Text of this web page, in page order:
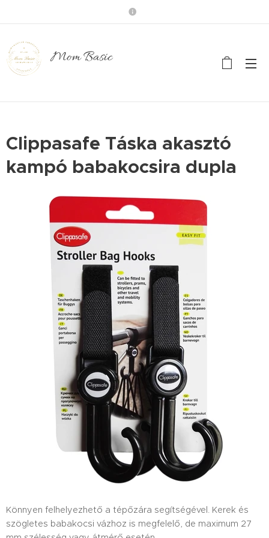
Mom Basic
Clippasafe Táska akasztó
kampó babakocsira dupla
Könnyen felhelyezhető a tépőzára segítségével. Kerek és
szögletes babakocsi vázhoz is megfelelő, de maximum 27